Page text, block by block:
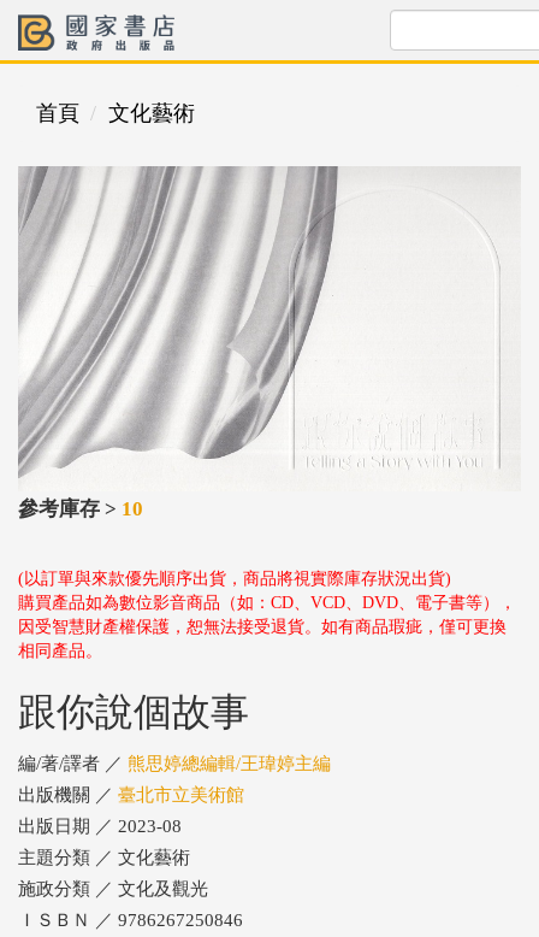
首頁 文化藝術
參考庫存 > 10
(以訂單與來款優先順序出貨，商品將視實際庫存狀況出貨)
購買產品如為數位影音商品（如：CD、VCD、DVD、電子書等），
因受智慧財產權保護，恕無法接受退貨。如有商品瑕疵，僅可更換
相同產品。
跟你說個故事
編/著/譯者 ／ 熊思婷總編輯/王瑋婷主編
出版機關 ／ 臺北市立美術館
出版日期 ／ 2023-08
主題分類 ／ 文化藝術
施政分類 ／ 文化及觀光
ＩＳＢＮ ／ 9786267250846